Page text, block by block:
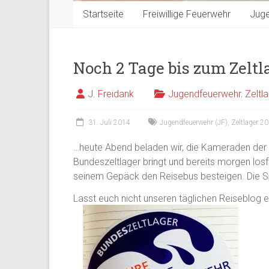
Startseite Freiwillige Feuerwehr
Noch 2 Tage bis zum
J. Freidank Jugendfeuerwehr,
31. Juli 2014 Jugendfeuerwehr (JF), Zeltlager
…heute Abend beladen wir, die Kameraden
Bundeszeltlager bringt und bereits morgen
seinem Gepäck den Reisebus besteigen. Die
Lasst euch nicht unseren täglichen Reiseblog